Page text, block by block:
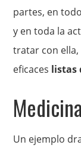
partes, en
y en toda la
tratar con ella,
eficaces listas
Medicina
Un ejemplo